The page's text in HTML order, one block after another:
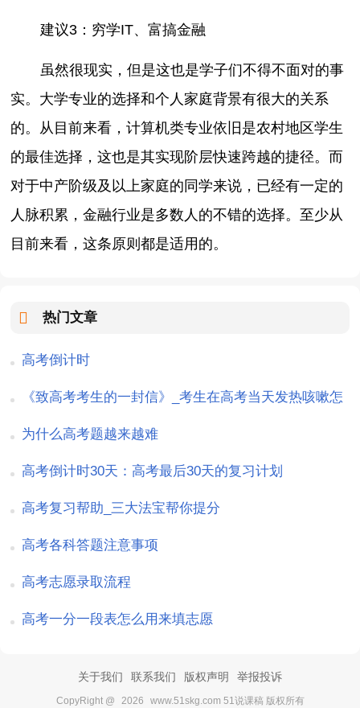
建议3：穷学IT、富搞金融
虽然很现实，但是这也是学子们不得不面对的事
实。大学专业的选择和个人家庭背景有很大的关系
的。从目前来看，计算机类专业依旧是农村地区学生
的最佳选择，这也是其实现阶层快速跨越的捷径。而
对于中产阶级及以上家庭的同学来说，已经有一定的
人脉积累，金融行业是多数人的不错的选择。至少从
目前来看，这条原则都是适用的。
热门文章
高考倒计时
《致高考考生的一封信》_考生在高考当天发热咳嗽怎
么办
为什么高考题越来越难
高考倒计时30天：高考最后30天的复习计划
高考复习帮助_三大法宝帮你提分
高考各科答题注意事项
高考志愿录取流程
高考一分一段表怎么用来填志愿
关于我们 联系我们 版权声明 举报投诉
CopyRight @ 2026 www.51skg.com 51说课稿 版权所有